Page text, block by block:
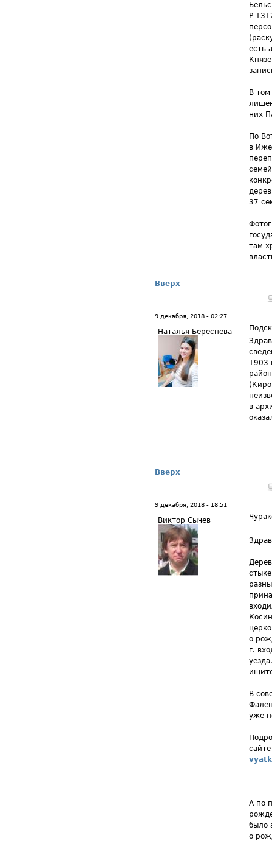
Р-
есть
В
них
По
в
37
там
Вверх
9 декабря, 2018 - 02:27
Наталья Береснева
1903
в
Вверх
9 декабря, 2018 - 18:51
Виктор Сычев
о
г.
В
уже
А по
было
о